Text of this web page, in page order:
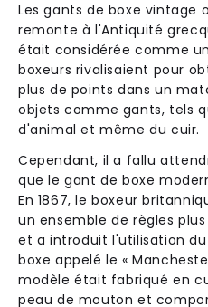
Les gants de boxe vintage
remonte à l'Antiquité
était considérée comme
boxeurs rivalisaient pour
plus de points dans un
objets comme gants, tels
d'animal et même du cuir.
Cependant, il a fallu
que le gant de boxe
En 1867, le boxeur
un ensemble de règles
et a introduit l'utilisation
boxe appelé le «
modèle était fabriqué en
peau de mouton et